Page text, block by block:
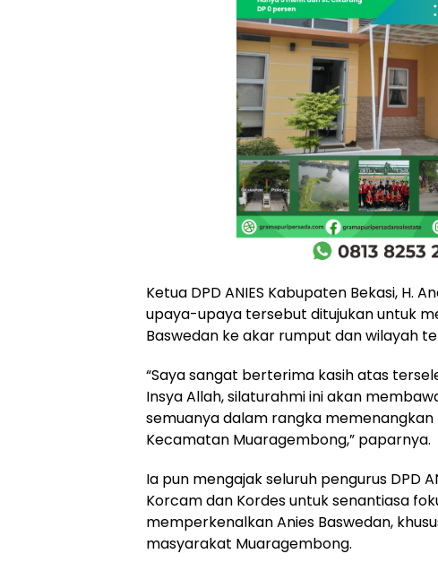
Ketua DPD ANIES Kabupaten Bekasi, H.
upaya-upaya tersebut ditujukan untuk
Baswedan ke akar rumput dan wilayah
“Saya sangat berterima kasih atas
Insya Allah, silaturahmi ini akan
semuanya dalam rangka memenangkan
Kecamatan Muaragembong,” paparnya.
Ia pun mengajak seluruh pengurus DPD
Korcam dan Kordes untuk senantiasa
memperkenalkan Anies Baswedan,
masyarakat Muaragembong.